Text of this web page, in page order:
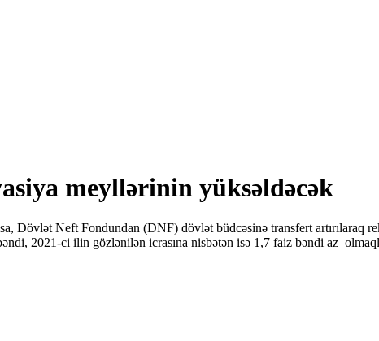
meyllərinin yüksəldəcək
Dövlət Neft Fondundan (DNF) dövlət büdcəsinə transfert artırılaraq
2021-ci ilin gözlənilən icrasına nisbətən isə 1,7 faiz bəndi az